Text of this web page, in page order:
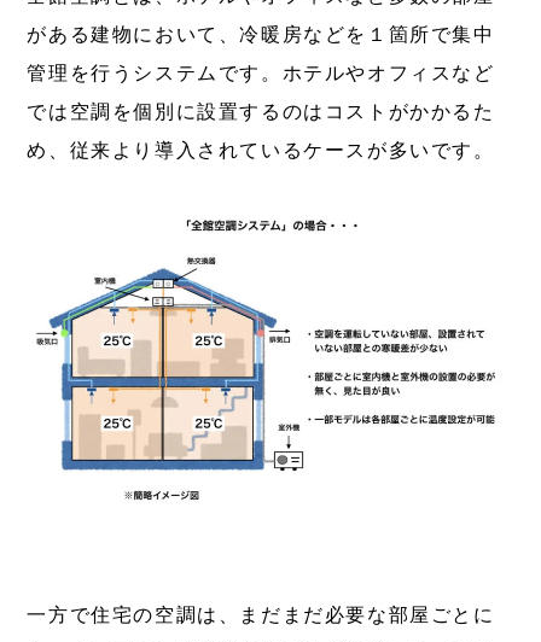
がある建物において、冷暖房などを１箇所で集中
管理を行うシステムです。ホテルやオフィスなど
では空調を個別に設置するのはコストがかかるた
め、従来より導入されているケースが多いです。
一方で住宅の空調は、まだまだ必要な部屋ごとに